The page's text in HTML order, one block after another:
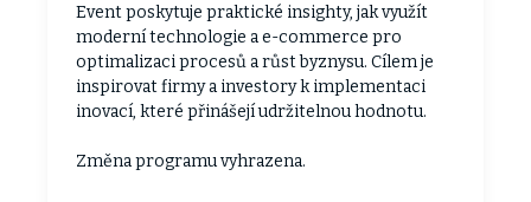
Event poskytuje praktické insighty, jak využít
moderní technologie a e-commerce pro
optimalizaci procesů a růst byznysu. Cílem je
inspirovat firmy a investory k implementaci
inovací, které přinášejí udržitelnou hodnotu.
Změna programu vyhrazena.